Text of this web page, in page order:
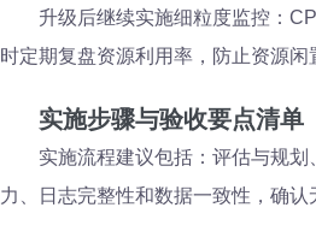
升级后继续实施细粒度监控：
时定期复盘资源利用率，防止资源
实施步骤与验收要点清单
实施流程建议包括：评估与规
力、日志完整性和数据一致性，确